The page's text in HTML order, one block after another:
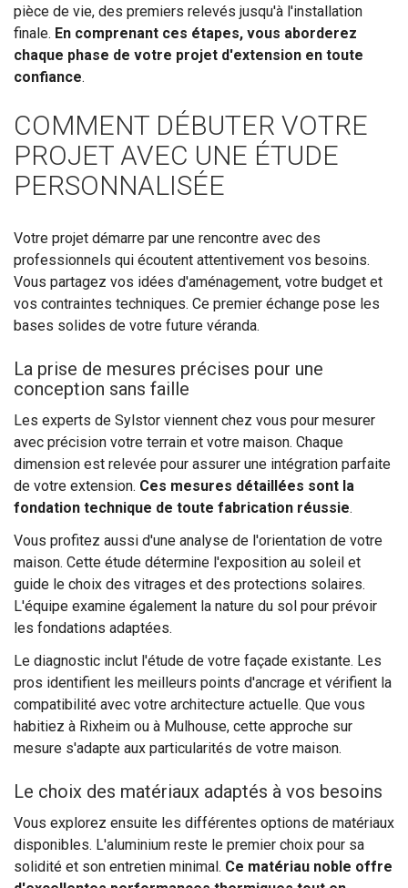
pièce de vie, des premiers relevés jusqu'à l'installation
finale. En comprenant ces étapes, vous aborderez
chaque phase de votre projet d'extension en toute
confiance.
COMMENT DÉBUTER VOTRE
PROJET AVEC UNE ÉTUDE
PERSONNALISÉE
Votre projet démarre par une rencontre avec des
professionnels qui écoutent attentivement vos besoins.
Vous partagez vos idées d'aménagement, votre budget et
vos contraintes techniques. Ce premier échange pose les
bases solides de votre future véranda.
La prise de mesures précises pour une
conception sans faille
Les experts de Sylstor viennent chez vous pour mesurer
avec précision votre terrain et votre maison. Chaque
dimension est relevée pour assurer une intégration parfaite
de votre extension. Ces mesures détaillées sont la
fondation technique de toute fabrication réussie.
Vous profitez aussi d'une analyse de l'orientation de votre
maison. Cette étude détermine l'exposition au soleil et
guide le choix des vitrages et des protections solaires.
L'équipe examine également la nature du sol pour prévoir
les fondations adaptées.
Le diagnostic inclut l'étude de votre façade existante. Les
pros identifient les meilleurs points d'ancrage et vérifient la
compatibilité avec votre architecture actuelle. Que vous
habitiez à Rixheim ou à Mulhouse, cette approche sur
mesure s'adapte aux particularités de votre maison.
Le choix des matériaux adaptés à vos besoins
Vous explorez ensuite les différentes options de matériaux
disponibles. L'aluminium reste le premier choix pour sa
solidité et son entretien minimal. Ce matériau noble offre